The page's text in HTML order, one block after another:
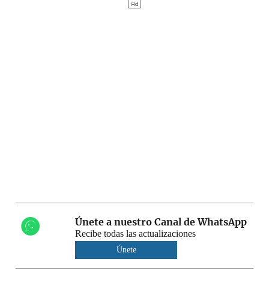
Únete a nuestro Canal de WhatsApp
Recibe todas las actualizaciones
Únete